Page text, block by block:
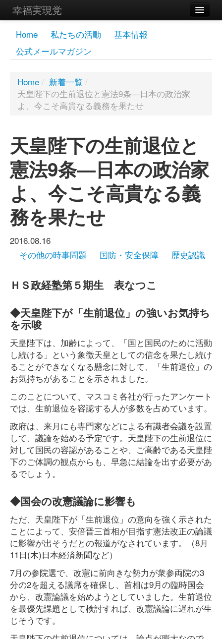
幸福実現党
メンバーズページ
党員
お問い合わせ
Home 私たちの活動
基本情報
公式メールマガジン
Home / 新着一覧 /
天皇陛下の生前退位と憲法9条―日本の政治家
よ、今こそ高貴なる義務を果たせ
天皇陛下の生前退位と
憲法9条―日本の政治家
よ、今こそ高貴なる義
務を果たせ
2016.08.16
その他の時事問題
国防・安全保障 歴史認識
ＨＳ政経塾第５期生 表なつこ
◆天皇陛下が「生前退位」の強いお気持ち
を示唆
天皇陛下は、加齢によって、「国と国民のために活動
し続ける」という象徴天皇としての信念を果たし続け
ることができなくなる懸念に対して、「生前退位」の
お気持ちがあることを示されました。
このことについて、マスコミ各社が行ったアンケート
では、生前退位を容認する人が多数を占めています。
政府は、来月にも専門家などによる有識者会議を設置
して、議論を始める予定です。天皇陛下の生前退位に
対して国民の容認があることや、ご高齢である天皇陛
下のご体調の観点からも、早急に結論を出す必要があ
るでしょう。
◆国会の改憲議論に影響も
ただ、天皇陛下が「生前退位」の意向を強く示された
ことによって、安倍晋三首相が目指す憲法改正の論議
に影響が出そうだとの報道がなされています。（8月
11日(木)日本経済新聞など）
7月の参院選で、改憲に前向きな勢力が衆参両院の3
分の2を超える議席を確保し、首相は9月の臨時国会
から、改憲論議を始めようとしていました。生前退位
を最優先課題として検討すれば、改憲議論に遅れが生
じそうです。